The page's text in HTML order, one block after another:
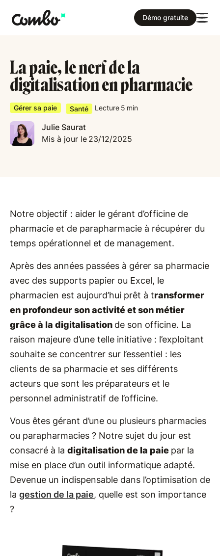
Démo gratuite
La paie, le nerf de la
digitalisation en pharmacie
Gérer sa paie Santé Lecture 5 min
Julie Saurat
Mis à jour le 23/12/2025
Notre objectif : aider le gérant d’officine de
pharmacie et de parapharmacie à récupérer du
temps opérationnel et de management.
Après des années passées à gérer sa pharmacie
avec des supports papier ou Excel, le
pharmacien est aujourd’hui prêt à transformer
en profondeur son activité et son métier
grâce à la digitalisation de son officine. La
raison majeure d’une telle initiative : l’exploitant
souhaite se concentrer sur l’essentiel : les
clients de sa pharmacie et ses différents
acteurs que sont les préparateurs et le
personnel administratif de l’officine.
Vous êtes gérant d’une ou plusieurs pharmacies
ou parapharmacies ? Notre sujet du jour est
consacré à la digitalisation de la paie par la
mise en place d’un outil informatique adapté.
Devenue un indispensable dans l’optimisation de
la gestion de la paie, quelle est son importance
?